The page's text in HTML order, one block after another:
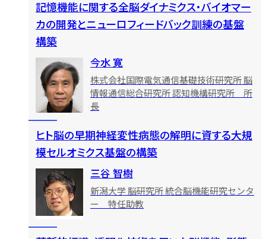
記憶機能に関する全脳ダイナミクス・バイオマー
カの開発とニューロフィードバック訓練の基盤
構築
今水 寛
株式会社国際電気通信基礎技術研究所 脳
情報通信総合研究所 認知機構研究所 所
長
ヒト脳の早期神経変性病態の解明に資する大規
模セルオミクス基盤の構築
三谷 智樹
新潟大学 脳研究所 統合脳機能研究センタ
ー 特任助教